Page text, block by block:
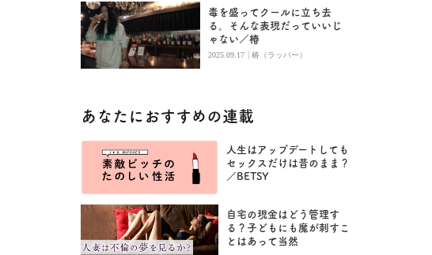
毒を盛ってクールに立ち去
る。そんな表現だっていいじ
ゃない／椿
2025.09.17 | 椿（ラッパー）
あなたにおすすめの連載
人生はアップデートしても
セックスだけは昔のまま？
／BETSY
自宅の現金はどう管理す
る？子どもにも魔が刺すこ
とはあって当然